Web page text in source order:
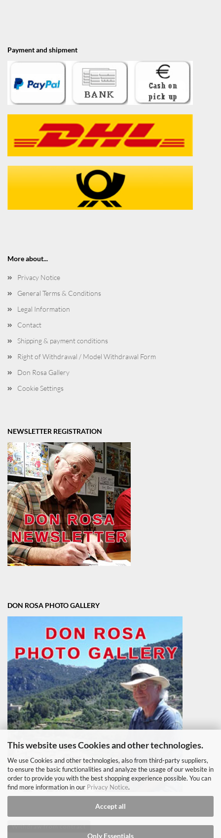
This website uses Cookies and other technologies.
We use Cookies and other technologies, also from third-party suppliers,
to ensure the basic functionalities and analyze the usage of our website in
order to provide you with the best shopping experience possible. You can
find more information in our Privacy Notice.
Accept all
Only Essentials
Payment and shipment
More about...
Privacy Notice
General Terms & Conditions
Legal Information
Contact
Shipping & payment conditions
Right of Withdrawal / Model Withdrawal Form
Don Rosa Gallery
Cookie Settings
NEWSLETTER REGISTRATION
DON ROSA PHOTO GALLERY
Withdraw from contract